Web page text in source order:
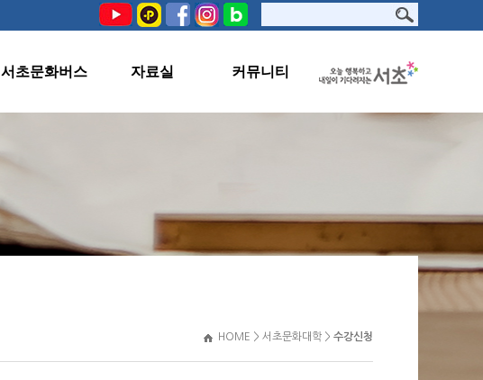
서초문화버스
2호차(서초·
반포동)
3호차(방배·
자료실 커뮤니티
관련사이트
HOME > 서초문화대학 > 수강신청